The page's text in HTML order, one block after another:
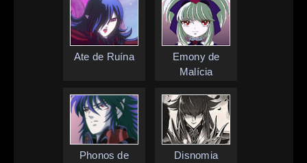
Ate de Ruína
Emony de
Malícia
Phonos de
Disnomia